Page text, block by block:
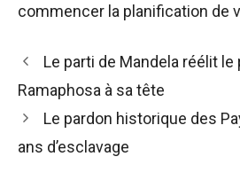
commencer la planification de
Navigation
des
Le parti de Mandela réélit
Ramaphosa à sa tête
Le pardon historique des
ans d’esclavage